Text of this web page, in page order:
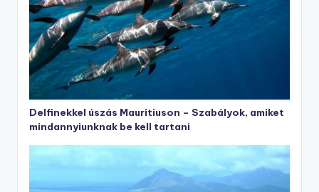
Delfinekkel úszás Mauritiuson – Szabályok, amiket
mindannyiunknak be kell tartani